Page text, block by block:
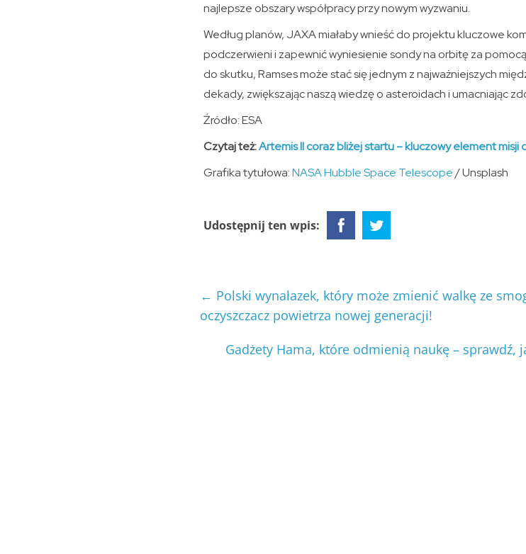
najlepsze obszary współpracy przy nowym wyzwaniu.
Według planów, JAXA miałaby wnieść do projektu kluczowe
podczerwieni i zapewnić wyniesienie sondy na orbitę za
do skutku, Ramses może stać się jednym z najważniejszych
dekady, zwiększając naszą wiedzę o asteroidach i umacniając
Źródło: ESA
Czytaj też:Artemis II coraz bliżej startu – kluczowy element misji
Grafika tytułowa:NASA Hubble Space Telescope/ Unsplash
Udostępnij ten wpis:
← Polski wynalazek, który może zmienić walkę ze
oczyszczacz powietrza nowej generacji!
Gadżety Hama, które odmienią naukę – sprawdź,